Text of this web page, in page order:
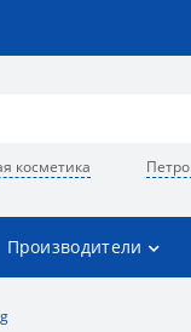
косметика
Производители